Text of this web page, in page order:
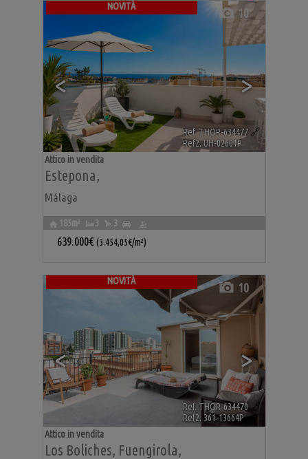
NOVITÀ
< >
10
Ref. THOR-634477 🔗
Ref2. UH-02601P
Estepona,
Málaga
Attico in vendita
185m² 3 3
639.000€ (3.454,05€/m²)
NOVITÀ
< >
10
Ref. THOR-634470🔗
Ref2. 361-13664P
Los Boliches, Fuengirola,
Attico in vendita